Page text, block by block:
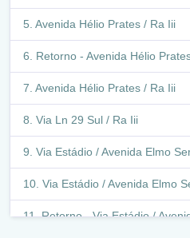
Avenida Hélio Prates / Ra Iii
Retorno - Avenida Hélio
Avenida Hélio Prates / Ra Iii
Via Ln 29 Sul / Ra Iii
Via Estádio / Avenida Elmo
Via Estádio / Avenida Elmo
Retorno - Via Estádio /